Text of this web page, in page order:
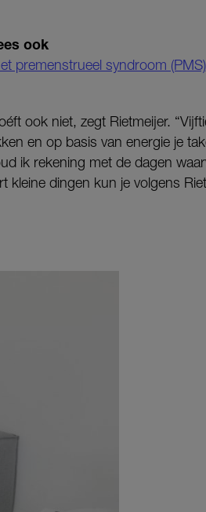
ook
premenstrueel syndroom (PMS)
ook niet, zegt Rietmeijer.
en op basis van energie je
ik rekening met de dagen
kleine dingen kun je volgens